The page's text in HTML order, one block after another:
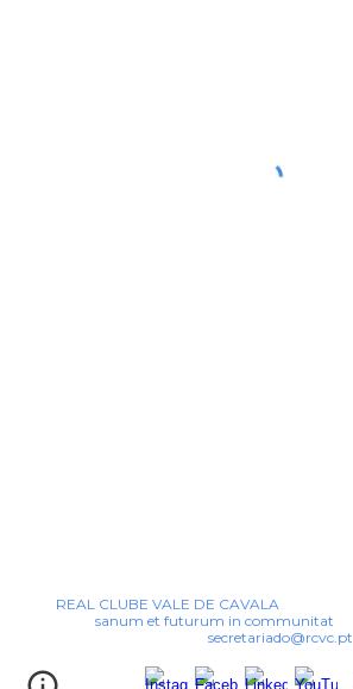
REAL CLUBE VALE DE CAVALA
sanum et futurum in communitat
secretariado@rcvc.pt